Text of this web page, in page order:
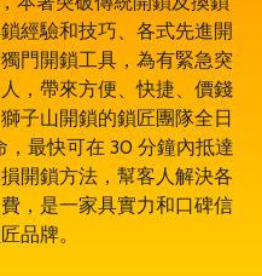
經驗和技巧、各式先進開
門開鎖工具，為有緊急突
，帶來方便、快捷、價錢
子山開鎖的鎖匠團隊全日
最快可在 30 分鐘內抵達
開鎖方法，幫客人解決各
，是一家具實力和口碑信
品牌。